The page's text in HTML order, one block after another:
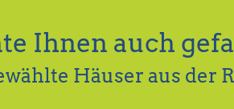
Ihnen auch
Häuser aus der